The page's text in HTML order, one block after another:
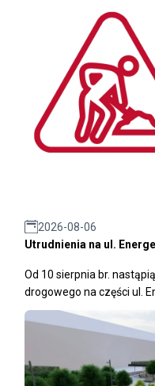
2026-08-06
Utrudnienia na ul.
Od 10 sierpnia br.
drogowego na części ul.